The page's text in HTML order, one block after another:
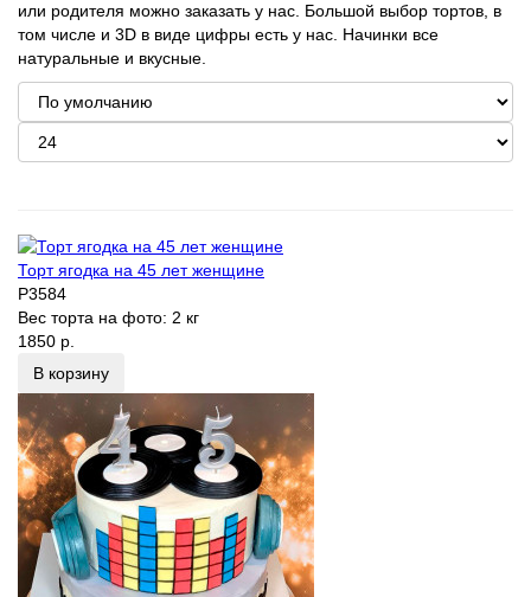
или родителя можно заказать у нас. Большой выбор тортов, в
том числе и 3D в виде цифры есть у нас. Начинки все
натуральные и вкусные.
Торт ягодка на 45 лет женщине
P3584
Вес торта на фото: 2 кг
1850 р.
В корзину